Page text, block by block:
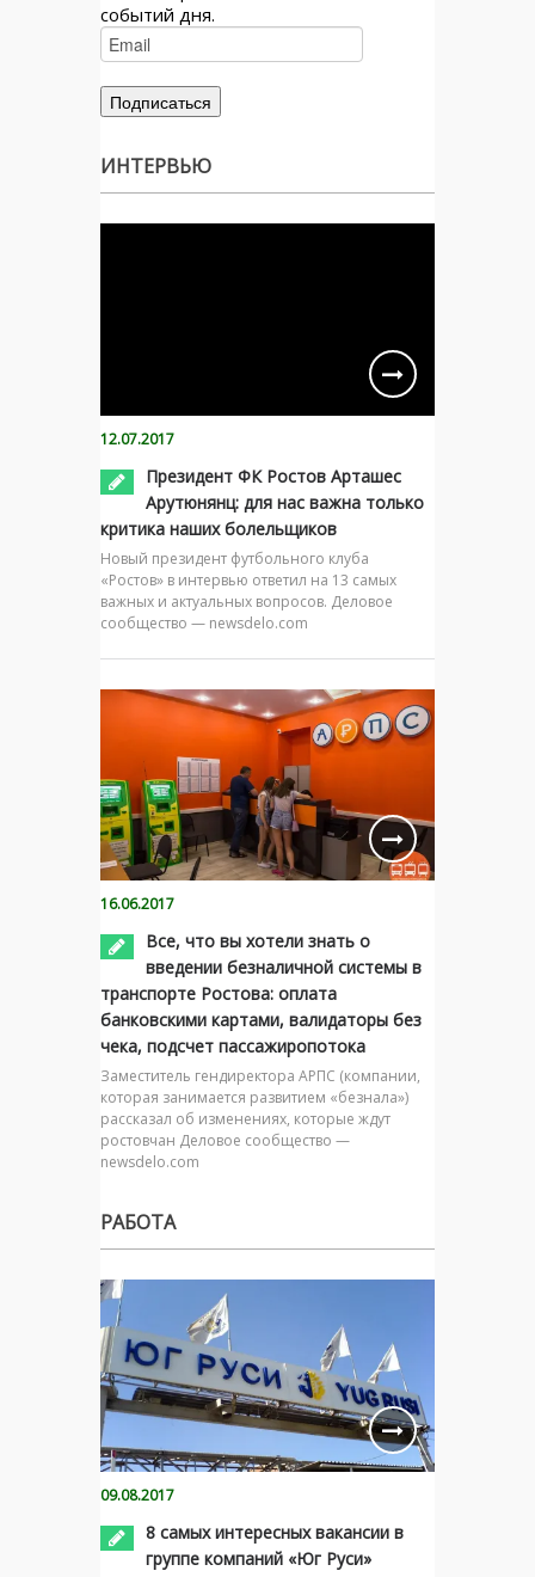
событий дня.
ИНТЕРВЬЮ
12.07.2017
Президент ФК Ростов Арташес
Арутюнянц: для нас важна только
критика наших болельщиков
Новый президент футбольного клуба
«Ростов» в интервью ответил на 13 самых
важных и актуальных вопросов. Деловое
сообщество — newsdelo.com
16.06.2017
Все, что вы хотели знать о
введении безналичной системы в
транспорте Ростова: оплата
банковскими картами, валидаторы без
чека, подсчет пассажиропотока
Заместитель гендиректора АРПС (компании,
которая занимается развитием «безнала»)
рассказал об изменениях, которые ждут
ростовчан Деловое сообщество —
newsdelo.com
РАБОТА
09.08.2017
8 самых интересных вакансии в
группе компаний «Юг Руси»